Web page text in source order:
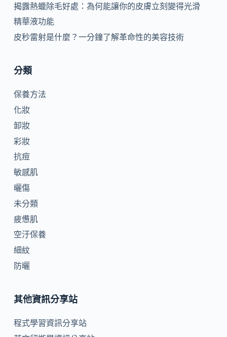
揭露熱蠟除毛好處：為何能讓你的皮膚立刻變得光滑
精華液功能
皮秒雷射是什麼？一分鐘了解革命性的美容技術
分類
保養方法
化妝
卸妝
彩妝
抗痘
敏感肌
曬傷
未分類
疲憊肌
空汙保養
細紋
防曬
其他資訊分享站
程式學習資訊分享站